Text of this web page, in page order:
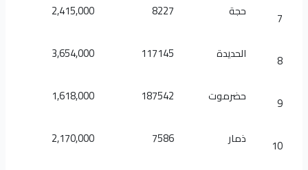
7 حجة 8227
2,415,000
8 الحديدة 117145
3,654,000
9 حضرموت 187542
1,618,000
10 ذمار 7586
2,170,000